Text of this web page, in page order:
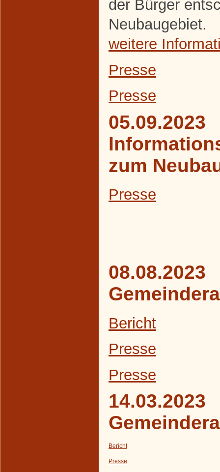
der Bürger
Neubaugebiet.
weitere
Presse
Presse
05.09.2023
zum
Presse
08.08.2023
Bericht
Presse
Presse
14.03.2023
Bericht
Presse